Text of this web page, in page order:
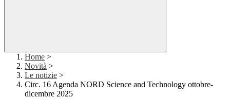
Home >
Novità >
Le notizie >
Circ. 16 Agenda NORD Science and Technology ottobre-
dicembre 2025